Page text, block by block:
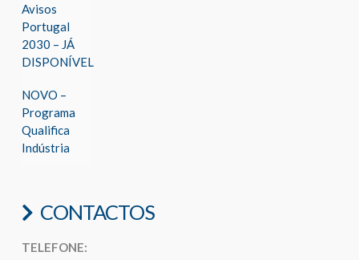
Avisos
Portugal
2030 – JÁ
DISPONÍVEL
NOVO –
Programa
Qualifica
Indústria
CONTACTOS
TELEFONE: